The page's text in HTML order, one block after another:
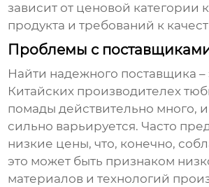
зависит от ценовой категории
продукта и требований к
Проблемы с
Найти надежного поставщика –
Китайских производителех
помады действительно много,
сильно варьируется. Часто
низкие цены, что, конечно,
это может быть признаком
материалов и технологий